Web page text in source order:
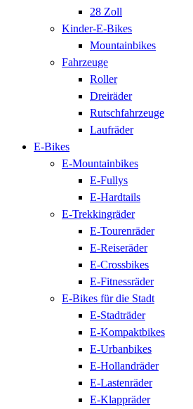
28 Zoll
Kinder-E-Bikes
Mountainbikes
Fahrzeuge
Roller
Dreiräder
Rutschfahrzeuge
Laufräder
E-Bikes
E-Mountainbikes
E-Fullys
E-Hardtails
E-Trekkingräder
E-Tourenräder
E-Reiseräder
E-Crossbikes
E-Fitnessräder
E-Bikes für die Stadt
E-Stadträder
E-Kompaktbikes
E-Urbanbikes
E-Hollandräder
E-Lastenräder
E-Klappräder